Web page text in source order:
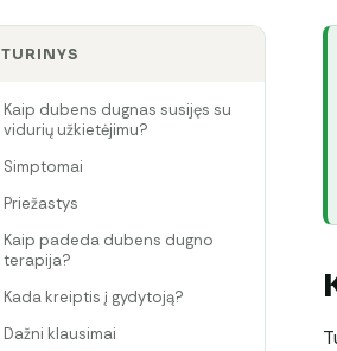
TURINYS
Kaip dubens dugnas susijęs su
vidurių užkietėjimu?
Simptomai
Priežastys
Kaip padeda dubens dugno
terapija?
Kada kreiptis į gydytoją?
Dažni klausimai